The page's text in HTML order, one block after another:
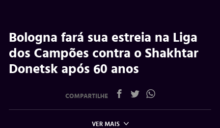
Bologna fará sua estreia na Liga
dos Campões contra o Shakhtar
Donetsk após 60 anos
COMPARTILHE
VER MAIS